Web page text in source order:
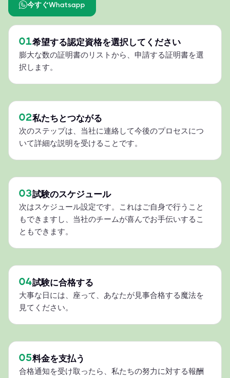
今すぐWhatsapp
01希望する認定資格を選択してください
膨大な数の証明書のリストから、申請する証明書を選
択します。
02私たちとつながる
次のステップは、当社に連絡して今後のプロセスにつ
いて詳細な説明を受けることです。
03試験のスケジュール
次はスケジュール設定です。これはご自身で行うこと
もできますし、当社のチームが喜んでお手伝いするこ
ともできます。
04試験に合格する
大事な日には、座って、あなたが見事合格する魔法を
見てください。
05料金を支払う
合格通知を受け取ったら、私たちの努力に対する報酬